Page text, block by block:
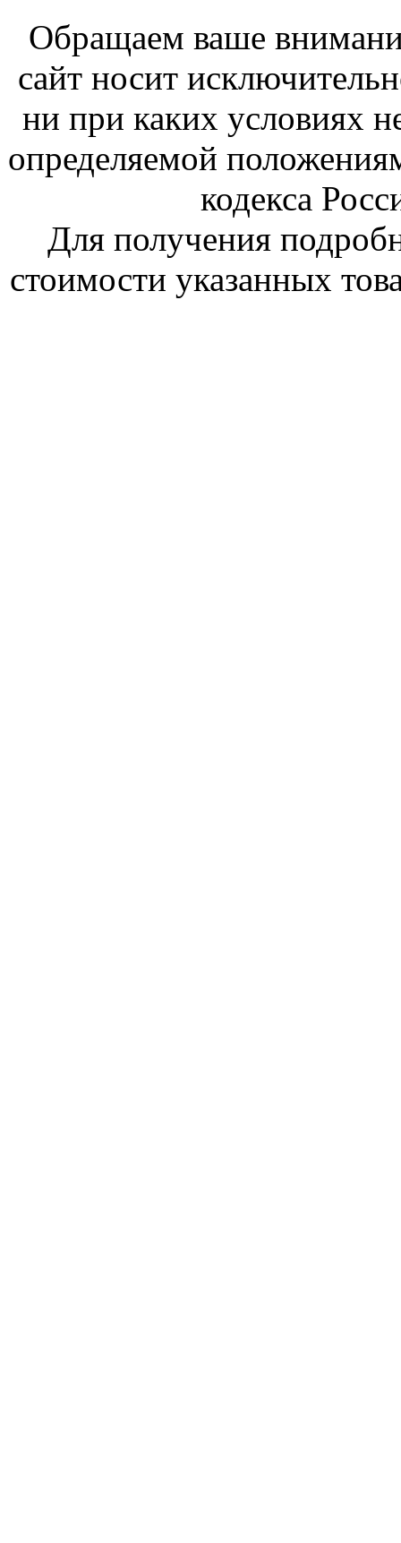
Обращаем ваше
сайт носит
ни при каких условиях
определяемой
кодекса
Для получения
стоимости указанных